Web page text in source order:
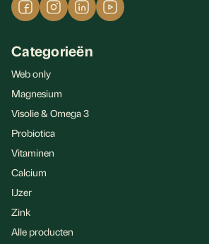
Categorieën
Web only
Magnesium
Visolie & Omega 3
Probiotica
Vitaminen
Calcium
IJzer
Zink
Alle producten